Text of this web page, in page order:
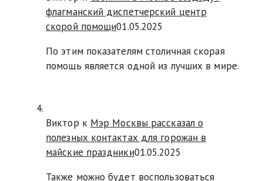
флагманский диспетчерский центр
скорой помощи01.05.2025
По этим показателям столичная скорая
помощь является одной из лучших в мире.
Виктор к Мэр Москвы рассказал о
полезных контактах для горожан в
майские праздники01.05.2025
Также можно будет воспользоваться